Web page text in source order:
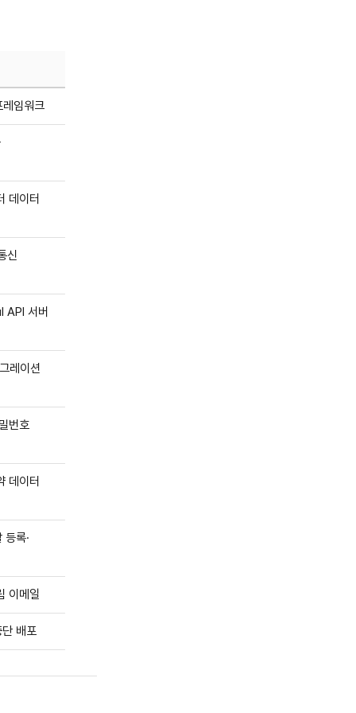
임워크
데이터
신
API 서버
레이션
번호
데이터
등록·
이메일
배포